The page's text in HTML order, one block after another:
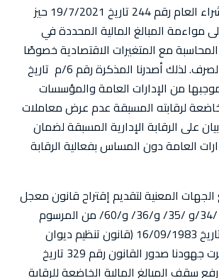
مع دخول قانون الشراء العام رقم 244 تاريخ 19/7/2021 حيز
الى مواءمة المبالغ المالية المحددة في
مع المتغيرات الاقتصادية خصوصًا
في ظل انهيار سعر الصرف. لذلك أصدرنا المذكرة رقم 6/م تاريخ
طلبنا بموجبها من الإدارات العامة والمؤسسات
لرقابته المسبقة عدم عرض معاملات
على الرقابة الإدارية المسبقة لضمان
العامة دون المساس بفعالية الرقابة
الجهات المعنية لتقديم إقتراح قانون معجل
مكرر لتعديل المواد /34/و /35/ و/36/ و/60/ من المرسوم
الإشتراعي رقم 82 تاريخ 16/09/1983 (قانون تنظيم ديوان
المحاسبة). وقد أثمرت جهودنا صدور القانون رقم 329 تاريخ
، الذي رفع سقف المبالغ المالية الخاضعة للرقابة